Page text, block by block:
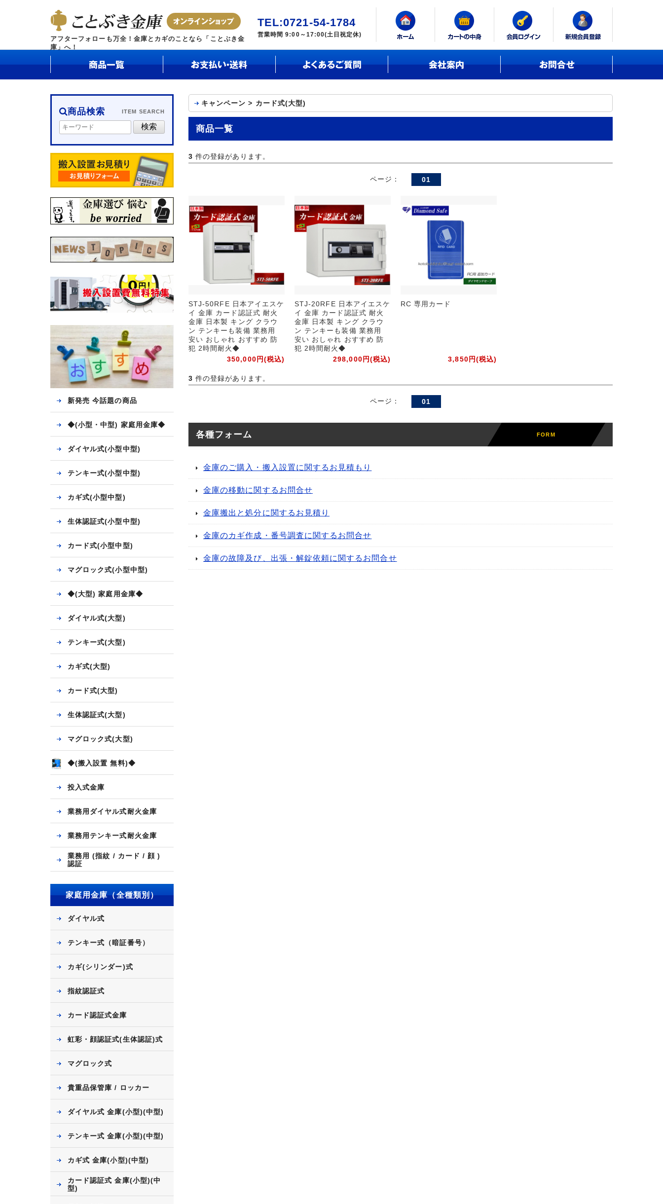
アフターフォローも万全！金庫とカギのことなら「ことぶき金
庫」へ！
TEL:0721-54-1784
営業時間 9:00～17:00(土日祝定休)
商品検索 ITEM SEARCH
新発売 今話題の商品
◆(小型・中型) 家庭用金庫◆
ダイヤル式(小型中型)
テンキー式(小型中型)
カギ式(小型中型)
生体認証式(小型中型)
カード式(小型中型)
マグロック式(小型中型)
◆(大型) 家庭用金庫◆
ダイヤル式(大型)
テンキー式(大型)
カギ式(大型)
カード式(大型)
生体認証式(大型)
マグロック式(大型)
◆(搬入設置 無料)◆
投入式金庫
業務用ダイヤル式耐火金庫
業務用テンキー式耐火金庫
業務用 (指紋 / カード / 顔 )
認証
家庭用金庫（全種類別）
ダイヤル式
テンキー式（暗証番号）
カギ(シリンダー)式
指紋認証式
カード認証式金庫
虹彩・顔認証式(生体認証)式
マグロック式
貴重品保管庫 / ロッカー
ダイヤル式 金庫(小型)(中型)
テンキー式 金庫(小型)(中型)
カギ式 金庫(小型)(中型)
カード認証式 金庫(小型)(中
型)
キャンペーン > カード式(大型)
商品一覧
3 件の登録があります。
ページ： 01
STJ-50RFE 日本アイエスケ
イ 金庫 カード認証式 耐火
金庫 日本製 キング クラウ
ン テンキーも装備 業務用
安い おしゃれ おすすめ 防
犯 2時間耐火◆
350,000円(税込)
STJ-20RFE 日本アイエスケ
イ 金庫 カード認証式 耐火
金庫 日本製 キング クラウ
ン テンキーも装備 業務用
安い おしゃれ おすすめ 防
犯 2時間耐火◆
298,000円(税込)
RC 専用カード
3,850円(税込)
3 件の登録があります。
ページ： 01
各種フォーム FORM
金庫のご購入・搬入設置に関するお見積もり
金庫の移動に関するお問合せ
金庫搬出と処分に関するお見積り
金庫のカギ作成・番号調査に関するお問合せ
金庫の故障及び、出張・解錠依頼に関するお問合せ